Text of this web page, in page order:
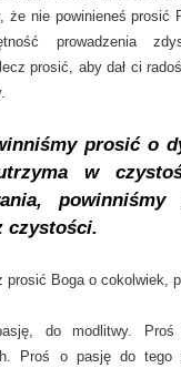
że nie powinieneś prosić
prowadzenia
prosić, aby dał ci
prosić o
w
czystości.
prosić Boga o cokolwiek,
do modlitwy.
Proś o pasję do tego